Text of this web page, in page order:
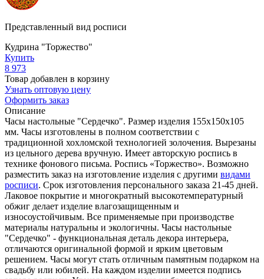
Представленный вид росписи
Кудрина "Торжество"
Купить
8 973
Товар добавлен в корзину
Узнать оптовую цену
Оформить заказ
Описание
Часы настольные "Сердечко". Размер изделия 155х150х105
мм. Часы изготовлены в полном соответствии с
традиционной хохломской технологией золочения. Вырезаны
из цельного дерева вручную. Имеет авторскую роспись в
технике фонового письма. Роспись «Торжество». Возможно
разместить заказ на изготовление изделия с другими видами
росписи. Срок изготовления персонального заказа 21-45 дней.
Лаковое покрытие и многократный высокотемпературный
обжиг делает изделие влагозащищенным и
износоустойчивым. Все применяемые при производстве
материалы натуральны и экологичны. Часы настольные
"Сердечко" - функциональная деталь декора интерьера,
отличаются оригинальной формой и ярким цветовым
решением. Часы могут стать отличным памятным подарком на
свадьбу или юбилей. На каждом изделии имеется подпись